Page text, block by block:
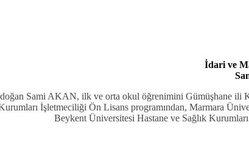
İdari ve
doğan Sami AKAN, ilk ve orta okul öğrenimini Gümüşhane ili
İşletmeciliği Ön Lisans programından, Marmara
Beykent Üniversitesi Hastane ve Sağlık